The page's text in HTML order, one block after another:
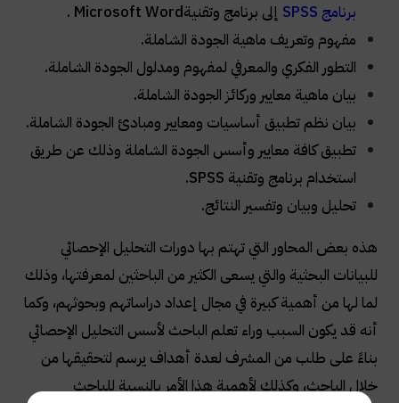
برنامج SPSS إلى برنامج وتقنيةMicrosoft Word
.
مفهوم وتعريف ماهية الجودة الشاملة.
التطور الفكري والمعرفي لمفهوم ومدلول الجودة الشاملة.
بيان ماهية معايير وركائز الجودة الشاملة.
بيان نظم تطبيق أساسيات ومعايير ومبادئ الجودة الشاملة.
تطبيق كافة معايير وأسس الجودة الشاملة وذلك عن طريق
استخدام برنامج وتقنية SPSS
.
تحليل وبيان وتفسير النتائج.
هذه بعض المحاور التي تهتم بها دورات التحليل الإحصائي
للبيانات البحثية والتي يسعى الكثير من الباحثين لمعرفتها، وذلك
لما لها من أهمية كبيرة في مجال إعداد دراساتهم وبحوثهم، وكما
أنه قد يكون السبب وراء تعلم الباحث لأسس التحليل الإحصائي
بناءً على طلب من المشرف لعدة أهداف يرسم لتحقيقها من
خلال الباحث، وكذلك لأهمية هذا الأمر بالنسبة للباحث